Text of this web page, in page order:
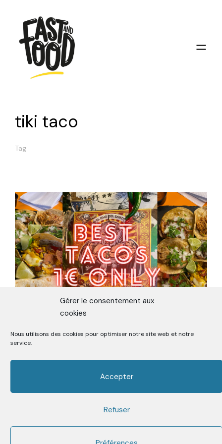
Gérer le consentement aux
cookies
Nous utilisons des cookies pour optimiser notre site web et notre
service.
Accepter
Refuser
tiki taco
Tag
ON A TESTÉ LE TACOS LE MOINS
CHER DE MADRID
Premier Media sur la Street Food depuis 2006
Facebook
Twitter Instagram Youtube Mail